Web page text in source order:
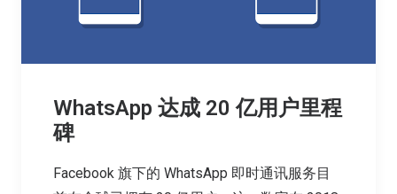
WhatsApp 达成 20 亿用户里程
碑
Facebook 旗下的 WhatsApp 即时通讯服务目